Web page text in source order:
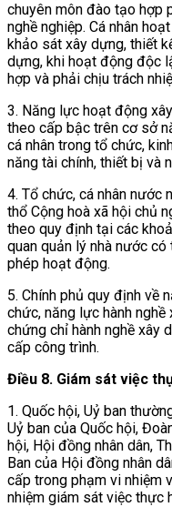
chuyên môn đào tạo hợp
nghề nghiệp. Cá nhân
khảo sát xây dựng, thiết
dựng, khi hoạt động độc
hợp và phải chịu trách
3. Năng lực hoạt động
theo cấp bậc trên cơ sở
cá nhân trong tổ chức,
năng tài chính, thiết bị và
4. Tổ chức, cá nhân nước
thổ Cộng hoà xã hội chủ
theo quy định tại các
quan quản lý nhà nước
phép hoạt động.
5. Chính phủ quy định về
chức, năng lực hành
chứng chỉ hành nghề xây
cấp công trình.
Điều 8. Giám sát việc
1. Quốc hội, Uỷ ban
Uỷ ban của Quốc hội,
hội, Hội đồng nhân dân,
Ban của Hội đồng nhân
cấp trong phạm vi nhiệm
nhiệm giám sát việc thực